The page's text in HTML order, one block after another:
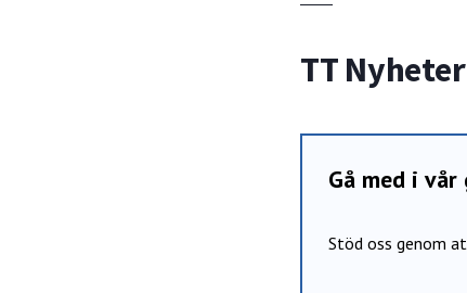
TT Nyheter
Gå med i vår
Stöd oss genom